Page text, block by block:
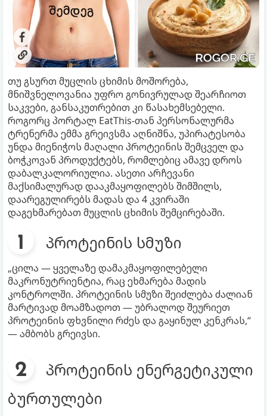
თუ გსურთ მუცლის ცხიმის მოშორება,
მნიშვნელოვანია უფრო გონივრულად შეარჩიოთ
საკვები, განსაკუთრებით კი წასახემსებელი.
როგორც პორტალ EatThis-თან პერსონალურმა
ტრენერმა ემმა გრეივსმა აღნიშნა, უპირატესობა
უნდა მიენიჭოს მაღალი პროტეინის შემცველ და
ბოჭკოვან პროდუქტებს, რომლებიც ამავე დროს
დაბალკალორიულია. ასეთი არჩევანი
მაქსიმალურად დააკმაყოფილებს შიმშილს,
დაარეგულირებს მადას და 4 კვირაში
დაგეხმარებათ მუცლის ცხიმის შემცირებაში.
პროტეინის სმუზი
„ცილა — ყველაზე დამაკმაყოფილებელი
მაკრონუტრიენტია, რაც ეხმარება მადის
კონტროლში. პროტეინის სმუზი შეიძლება ძალიან
მარტივად მოამზადოთ — უბრალოდ შეურიეთ
პროტეინის ფხვნილი რძეს და გაყინულ კენკრას,“
— ამბობს გრეივსი.
პროტეინის ენერგეტიკული
ბურთულები